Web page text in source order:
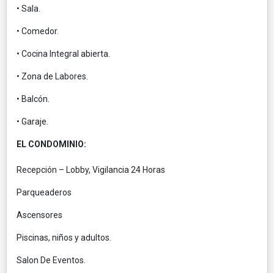
• Sala.
• Comedor.
• Cocina Integral abierta.
• Zona de Labores.
• Balcón.
• Garaje.
EL CONDOMINIO:
Recepción – Lobby, Vigilancia 24 Horas
Parqueaderos
Ascensores
Piscinas, niños y adultos.
Salon De Eventos.